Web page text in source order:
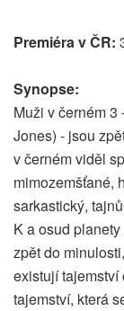
Premiéra v ČR:
Synopse:
Muži v černém 3
Jones) - jsou
v černém viděl
mimozemšťané,
sarkastický,
K a osud
zpět do
existují tajemství
tajemství, která